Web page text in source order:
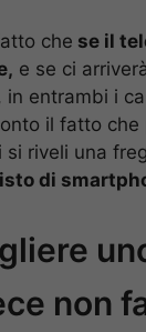
che se il
e se ci
in entrambi i
il fatto
si riveli una
di
non